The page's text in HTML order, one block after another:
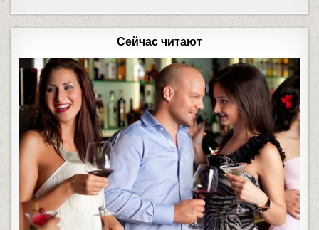
Сейчас читают